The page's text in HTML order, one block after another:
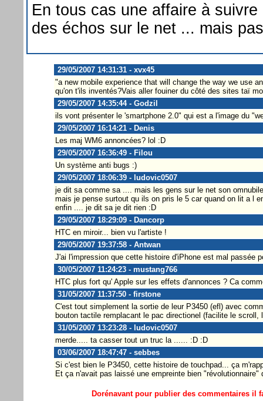
En tous cas une affaire à
des échos sur le net ... mais
29/05/2007 14:31:31 - xvx45
"a new mobile experience that will change the way we use
qu'on t'ils inventés?Vais aller fouiner du côté des sites taï
29/05/2007 14:35:44 - Godzil
ils vont présenter le 'smartphone 2.0" qui est a l'image du
29/05/2007 16:14:21 - Denis
Les maj WM6 annoncées? lol :D
29/05/2007 16:36:49 - Filou
Un système anti bugs :)
29/05/2007 18:06:39 - ludovic0507
je dit sa comme sa .... mais les gens sur le net son
mais je pense surtout qu ils on pris le 5 car quand on lit a l
enfin .... je dit sa je dit rien :D
29/05/2007 18:29:09 - Dancorp
HTC en miroir... bien vu l'artiste !
29/05/2007 19:37:58 - Antwan
J'ai l'impression que cette histoire d'iPhone est mal passée
30/05/2007 11:24:23 - mustang766
HTC plus fort qu' Apple sur les effets d'annonces ? Ca
31/05/2007 11:37:50 - firstone
C'est tout simplement la sortie de leur P3450 (efl) avec
bouton tactile remplacant le pac directionel (facilite le scroll,
31/05/2007 13:23:28 - ludovic0507
merde..... ta casser tout un truc la ...... :D :D
03/06/2007 18:47:47 - sebbes
Si c'est bien le P3450, cette histoire de touchpad... ça
Et ça n'avait pas laissé une empreinte bien
Dorénavant pour publier des commentaires il